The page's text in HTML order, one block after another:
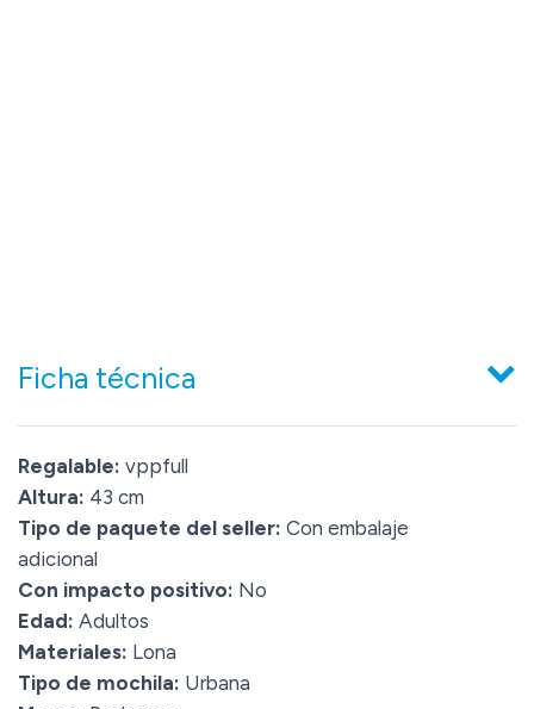
Ficha técnica
Regalable: vppfull
Altura: 43 cm
Tipo de paquete del seller: Con embalaje
adicional
Con impacto positivo: No
Edad: Adultos
Materiales: Lona
Tipo de mochila: Urbana